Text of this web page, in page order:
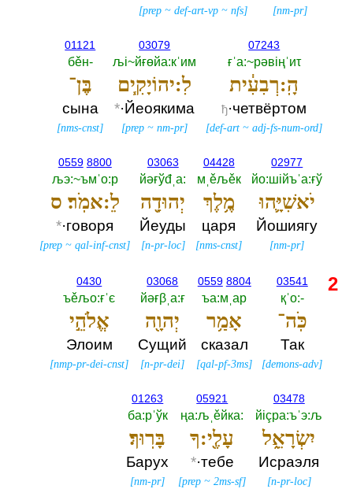
[nm-pr]
[prep ~def-art-vp ~nfs]
07243
ғˈа:~рәвiңˈиτ
הָֽ:רְבִעִ֔ית
ђ·четвёртом
[def-art ~adj-fs-num-ord]
03079
љi~йғөйа:кˈим
לִ:יהוֹיָקִ֧ים
*·Йеоякима
[prep ~nm-pr]
01121
бěн-‎
בֶּן־
сына
[nms-cnst]
02977
йо:шiйъˈа:ғў
יֹאשִׁיָּ֛הוּ
Йошиягу
[nm-pr]
04428
мˌěљěк
מֶ֥לֶךְ
царя
[nms-cnst]
03063
йәғўđˌа:‎
יְהוּדָ֖ה
Йеуды
[n-pr-loc]
0559 8800
љэ:~ъмˈо:р
לֵ:אמֹֽר׃ ס
*·говоря
[prep ~qal-inf-cnst]
03541
қˈо:-‎
כֹּֽה־
Так
[demons-adv]
0559 8804
ъа:мˌар
אָמַ֥ר
сказал
[qal-pf-3ms]
03068
йәғβˌа:ғ
יְהוָ֖ה
Сущий
[n-pr-dei]
0430
ъěљо:ғˈє
אֱלֹהֵ֣י
Элоим
[nmp-pr-dei-cnst]
03478
йiçра:ъˈэ:љ
יִשְׂרָאֵ֑ל
Исраэля
[n-pr-loc]
05921
ңа:љˌěйка:‎
עָלֶ֖י:ךָ
*·тебе
[prep ~2ms-sf]
01263
ба:рˈўк
בָּרֽוּךְ׃
Барух
[nm-pr]
2